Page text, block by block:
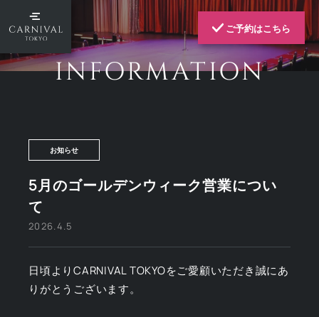
ご予約はこちら
INFORMATION
お知らせ
5月のゴールデンウィーク営業につい
て
2026.4.5
日頃よりCARNIVAL TOKYOをご愛顧いただき誠にあ
りがとうございます。